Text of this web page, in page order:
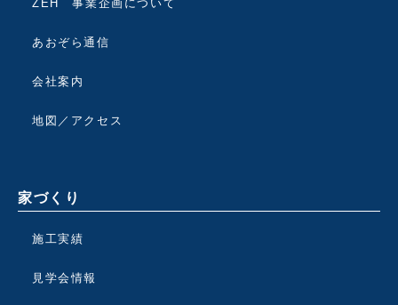
ZEH 事業企画について
あおぞら通信
会社案内
地図／アクセス
家づくり
施工実績
見学会情報